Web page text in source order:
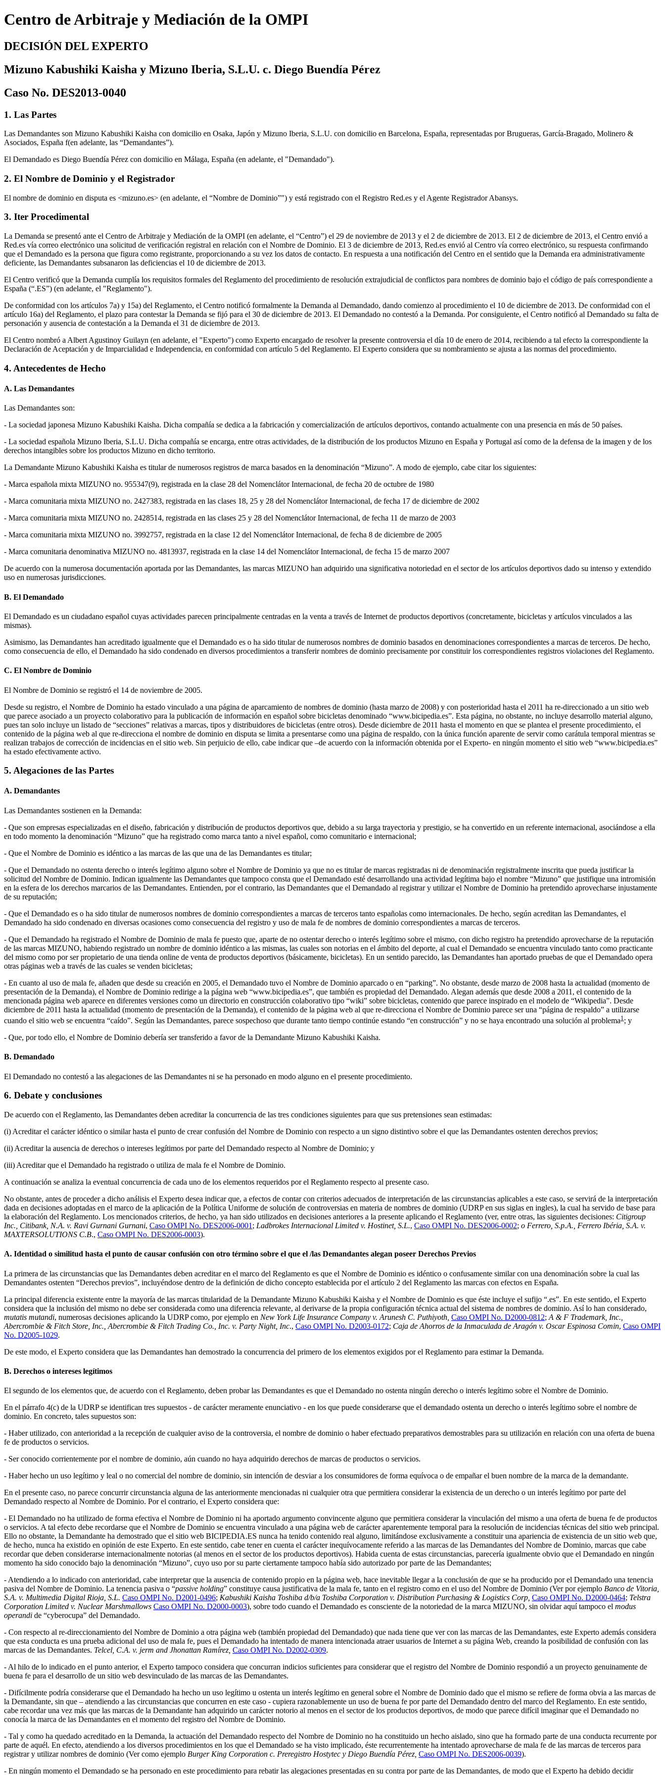
Centro de Arbitraje y Mediación de la OMPI
DECISIÓN DEL EXPERTO
Mizuno Kabushiki Kaisha y Mizuno Iberia, S.L.U. c. Diego Buendía Pérez
Caso No. DES2013-0040
1. Las Partes
Las Demandantes son Mizuno Kabushiki Kaisha con domicilio en Osaka, Japón y Mizuno Iberia, S.L.U. con domicilio en Barcelona, España, representadas por Brugueras, García-Bragado, Molinero &
Asociados, España f(en adelante, las “Demandantes”).
El Demandado es Diego Buendía Pérez con domicilio en Málaga, España (en adelante, el "Demandado").
2. El Nombre de Dominio y el Registrador
El nombre de dominio en disputa es <mizuno.es> (en adelante, el “Nombre de Dominio”") y está registrado con el Registro Red.es y el Agente Registrador Abansys.
3. Iter Procedimental
La Demanda se presentó ante el Centro de Arbitraje y Mediación de la OMPI (en adelante, el “Centro”) el 29 de noviembre de 2013 y el 2 de diciembre de 2013. El 2 de diciembre de 2013, el Centro envió a
Red.es vía correo electrónico una solicitud de verificación registral en relación con el Nombre de Dominio. El 3 de diciembre de 2013, Red.es envió al Centro vía correo electrónico, su respuesta confirmando
que el Demandado es la persona que figura como registrante, proporcionando a su vez los datos de contacto. En respuesta a una notificación del Centro en el sentido que la Demanda era administrativamente
deficiente, las Demandantes subsanaron las deficiencias el 10 de diciembre de 2013.
El Centro verificó que la Demanda cumplía los requisitos formales del Reglamento del procedimiento de resolución extrajudicial de conflictos para nombres de dominio bajo el código de país correspondiente a
España (“.ES”) (en adelante, el "Reglamento").
De conformidad con los artículos 7a) y 15a) del Reglamento, el Centro notificó formalmente la Demanda al Demandado, dando comienzo al procedimiento el 10 de diciembre de 2013. De conformidad con el
artículo 16a) del Reglamento, el plazo para contestar la Demanda se fijó para el 30 de diciembre de 2013. El Demandado no contestó a la Demanda. Por consiguiente, el Centro notificó al Demandado su falta de
personación y ausencia de contestación a la Demanda el 31 de diciembre de 2013.
El Centro nombró a Albert Agustinoy Guilayn (en adelante, el "Experto") como Experto encargado de resolver la presente controversia el día 10 de enero de 2014, recibiendo a tal efecto la correspondiente la
Declaración de Aceptación y de Imparcialidad e Independencia, en conformidad con artículo 5 del Reglamento. El Experto considera que su nombramiento se ajusta a las normas del procedimiento.
4. Antecedentes de Hecho
A. Las Demandantes
Las Demandantes son:
- La sociedad japonesa Mizuno Kabushiki Kaisha. Dicha compañía se dedica a la fabricación y comercialización de artículos deportivos, contando actualmente con una presencia en más de 50 países.
- La sociedad española Mizuno Iberia, S.L.U. Dicha compañía se encarga, entre otras actividades, de la distribución de los productos Mizuno en España y Portugal así como de la defensa de la imagen y de los
derechos intangibles sobre los productos Mizuno en dicho territorio.
La Demandante Mizuno Kabushiki Kaisha es titular de numerosos registros de marca basados en la denominación “Mizuno”. A modo de ejemplo, cabe citar los siguientes:
- Marca española mixta MIZUNO no. 955347(9), registrada en la clase 28 del Nomenclátor Internacional, de fecha 20 de octubre de 1980
- Marca comunitaria mixta MIZUNO no. 2427383, registrada en las clases 18, 25 y 28 del Nomenclátor Internacional, de fecha 17 de diciembre de 2002
- Marca comunitaria mixta MIZUNO no. 2428514, registrada en las clases 25 y 28 del Nomenclátor Internacional, de fecha 11 de marzo de 2003
- Marca comunitaria mixta MIZUNO no. 3992757, registrada en la clase 12 del Nomenclátor Internacional, de fecha 8 de diciembre de 2005
- Marca comunitaria denominativa MIZUNO no. 4813937, registrada en la clase 14 del Nomenclátor Internacional, de fecha 15 de marzo 2007
De acuerdo con la numerosa documentación aportada por las Demandantes, las marcas MIZUNO han adquirido una significativa notoriedad en el sector de los artículos deportivos dado su intenso y extendido
uso en numerosas jurisdicciones.
B. El Demandado
El Demandado es un ciudadano español cuyas actividades parecen principalmente centradas en la venta a través de Internet de productos deportivos (concretamente, bicicletas y artículos vinculados a las
mismas).
Asimismo, las Demandantes han acreditado igualmente que el Demandado es o ha sido titular de numerosos nombres de dominio basados en denominaciones correspondientes a marcas de terceros. De hecho,
como consecuencia de ello, el Demandado ha sido condenado en diversos procedimientos a transferir nombres de dominio precisamente por constituir los correspondientes registros violaciones del Reglamento.
C. El Nombre de Dominio
El Nombre de Dominio se registró el 14 de noviembre de 2005.
Desde su registro, el Nombre de Dominio ha estado vinculado a una página de aparcamiento de nombres de dominio (hasta marzo de 2008) y con posterioridad hasta el 2011 ha re-direccionado a un sitio web
que parece asociado a un proyecto colaborativo para la publicación de información en español sobre bicicletas denominado “www.bicipedia.es”. Esta página, no obstante, no incluye desarrollo material alguno,
pues tan solo incluye un listado de “secciones” relativas a marcas, tipos y distribuidores de bicicletas (entre otros). Desde diciembre de 2011 hasta el momento en que se plantea el presente procedimiento, el
contenido de la página web al que re-direcciona el nombre de dominio en disputa se limita a presentarse como una página de respaldo, con la única función aparente de servir como carátula temporal mientras se
realizan trabajos de corrección de incidencias en el sitio web. Sin perjuicio de ello, cabe indicar que –de acuerdo con la información obtenida por el Experto- en ningún momento el sitio web “www.bicipedia.es”
ha estado efectivamente activo.
5. Alegaciones de las Partes
A. Demandantes
Las Demandantes sostienen en la Demanda:
- Que son empresas especializadas en el diseño, fabricación y distribución de productos deportivos que, debido a su larga trayectoria y prestigio, se ha convertido en un referente internacional, asociándose a ella
en todo momento la denominación “Mizuno” que ha registrado como marca tanto a nivel español, como comunitario e internacional;
- Que el Nombre de Dominio es idéntico a las marcas de las que una de las Demandantes es titular;
- Que el Demandado no ostenta derecho o interés legítimo alguno sobre el Nombre de Dominio ya que no es titular de marcas registradas ni de denominación registralmente inscrita que pueda justificar la
solicitud del Nombre de Dominio. Indican igualmente las Demandantes que tampoco consta que el Demandado esté desarrollando una actividad legítima bajo el nombre “Mizuno” que justifique una intromisión
en la esfera de los derechos marcarios de las Demandantes. Entienden, por el contrario, las Demandantes que el Demandado al registrar y utilizar el Nombre de Dominio ha pretendido aprovecharse injustamente
de su reputación;
- Que el Demandado es o ha sido titular de numerosos nombres de dominio correspondientes a marcas de terceros tanto españolas como internacionales. De hecho, según acreditan las Demandantes, el
Demandado ha sido condenado en diversas ocasiones como consecuencia del registro y uso de mala fe de nombres de dominio correspondientes a marcas de terceros.
- Que el Demandado ha registrado el Nombre de Dominio de mala fe puesto que, aparte de no ostentar derecho o interés legítimo sobre el mismo, con dicho registro ha pretendido aprovecharse de la reputación
de las marcas MIZUNO, habiendo registrado un nombre de dominio idéntico a las mismas, las cuales son notorias en el ámbito del deporte, al cual el Demandado se encuentra vinculado tanto como practicante
del mismo como por ser propietario de una tienda online de venta de productos deportivos (básicamente, bicicletas). En un sentido parecido, las Demandantes han aportado pruebas de que el Demandado opera
otras páginas web a través de las cuales se venden bicicletas;
- En cuanto al uso de mala fe, añaden que desde su creación en 2005, el Demandado tuvo el Nombre de Dominio aparcado o en “parking”. No obstante, desde marzo de 2008 hasta la actualidad (momento de
presentación de la Demanda), el Nombre de Dominio redirige a la página web “www.bicipedia.es”, que también es propiedad del Demandado. Alegan además que desde 2008 a 2011, el contenido de la
mencionada página web aparece en diferentes versiones como un directorio en construcción colaborativo tipo “wiki” sobre bicicletas, contenido que parece inspirado en el modelo de “Wikipedia”. Desde
diciembre de 2011 hasta la actualidad (momento de presentación de la Demanda), el contenido de la página web al que re-direcciona el Nombre de Dominio parece ser una “página de respaldo” a utilizarse
cuando el sitio web se encuentra “caído”. Según las Demandantes, parece sospechoso que durante tanto tiempo continúe estando “en construcción” y no se haya encontrado una solución al problema1 ; y
- Que, por todo ello, el Nombre de Dominio debería ser transferido a favor de la Demandante Mizuno Kabushiki Kaisha.
B. Demandado
El Demandado no contestó a las alegaciones de las Demandantes ni se ha personado en modo alguno en el presente procedimiento.
6. Debate y conclusiones
De acuerdo con el Reglamento, las Demandantes deben acreditar la concurrencia de las tres condiciones siguientes para que sus pretensiones sean estimadas:
(i) Acreditar el carácter idéntico o similar hasta el punto de crear confusión del Nombre de Dominio con respecto a un signo distintivo sobre el que las Demandantes ostenten derechos previos;
(ii) Acreditar la ausencia de derechos o intereses legítimos por parte del Demandado respecto al Nombre de Dominio; y
(iii) Acreditar que el Demandado ha registrado o utiliza de mala fe el Nombre de Dominio.
A continuación se analiza la eventual concurrencia de cada uno de los elementos requeridos por el Reglamento respecto al presente caso.
No obstante, antes de proceder a dicho análisis el Experto desea indicar que, a efectos de contar con criterios adecuados de interpretación de las circunstancias aplicables a este caso, se servirá de la interpretación
dada en decisiones adoptadas en el marco de la aplicación de la Política Uniforme de solución de controversias en materia de nombres de dominio (UDRP en sus siglas en ingles), la cual ha servido de base para
la elaboración del Reglamento. Los mencionados criterios, de hecho, ya han sido utilizados en decisiones anteriores a la presente aplicando el Reglamento (ver, entre otras, las siguientes decisiones: Citigroup
Inc., Citibank, N.A. v. Ravi Gurnani Gurnani, Caso OMPI No. DES2006-0001 ; Ladbrokes Internacional Limited v. Hostinet, S.L., Caso OMPI No. DES2006-0002; o Ferrero, S.p.A., Ferrero Ibéria, S.A. v.
MAXTERSOLUTIONS C.B., Caso OMPI No. DES2006-0003).
A. Identidad o similitud hasta el punto de causar confusión con otro término sobre el que el /las Demandantes alegan poseer Derechos Previos
La primera de las circunstancias que las Demandantes deben acreditar en el marco del Reglamento es que el Nombre de Dominio es idéntico o confusamente similar con una denominación sobre la cual las
Demandantes ostenten “Derechos previos”, incluyéndose dentro de la definición de dicho concepto establecida por el artículo 2 del Reglamento las marcas con efectos en España.
La principal diferencia existente entre la mayoría de las marcas titularidad de la Demandante Mizuno Kabushiki Kaisha y el Nombre de Dominio es que éste incluye el sufijo “.es”. En este sentido, el Experto
considera que la inclusión del mismo no debe ser considerada como una diferencia relevante, al derivarse de la propia configuración técnica actual del sistema de nombres de dominio. Así lo han considerado,
mutatis mutandi, numerosas decisiones aplicando la UDRP como, por ejemplo en New York Life Insurance Company v. Arunesh C. Puthiyoth, Caso OMPI No. D2000-0812; A & F Trademark, Inc.,
Abercrombie & Fitch Store, Inc., Abercrombie & Fitch Trading Co., Inc. v. Party Night, Inc., Caso OMPI No. D2003-0172; Caja de Ahorros de la Inmaculada de Aragón v. Oscar Espinosa Comin, Caso OMPI
No. D2005-1029.
De este modo, el Experto considera que las Demandantes han demostrado la concurrencia del primero de los elementos exigidos por el Reglamento para estimar la Demanda.
B. Derechos o intereses legítimos
El segundo de los elementos que, de acuerdo con el Reglamento, deben probar las Demandantes es que el Demandado no ostenta ningún derecho o interés legítimo sobre el Nombre de Dominio.
En el párrafo 4(c) de la UDRP se identifican tres supuestos - de carácter meramente enunciativo - en los que puede considerarse que el demandado ostenta un derecho o interés legítimo sobre el nombre de
dominio. En concreto, tales supuestos son:
- Haber utilizado, con anterioridad a la recepción de cualquier aviso de la controversia, el nombre de dominio o haber efectuado preparativos demostrables para su utilización en relación con una oferta de buena
fe de productos o servicios.
- Ser conocido corrientemente por el nombre de dominio, aún cuando no haya adquirido derechos de marcas de productos o servicios.
- Haber hecho un uso legítimo y leal o no comercial del nombre de dominio, sin intención de desviar a los consumidores de forma equívoca o de empañar el buen nombre de la marca de la demandante.
En el presente caso, no parece concurrir circunstancia alguna de las anteriormente mencionadas ni cualquier otra que permitiera considerar la existencia de un derecho o un interés legítimo por parte del
Demandado respecto al Nombre de Dominio. Por el contrario, el Experto considera que:
- El Demandado no ha utilizado de forma efectiva el Nombre de Dominio ni ha aportado argumento convincente alguno que permitiera considerar la vinculación del mismo a una oferta de buena fe de productos
o servicios. A tal efecto debe recordarse que el Nombre de Dominio se encuentra vinculado a una página web de carácter aparentemente temporal para la resolución de incidencias técnicas del sitio web principal.
Ello no obstante, la Demandante ha demostrado que el sitio web BICIPEDIA.ES nunca ha tenido contenido real alguno, limitándose exclusivamente a constituir una apariencia de existencia de un sitio web que,
de hecho, nunca ha existido en opinión de este Experto. En este sentido, cabe tener en cuenta el carácter inequívocamente referido a las marcas de las Demandantes del Nombre de Dominio, marcas que cabe
recordar que deben considerarse internacionalmente notorias (al menos en el sector de los productos deportivos). Habida cuenta de estas circunstancias, parecería igualmente obvio que el Demandado en ningún
momento ha sido conocido bajo la denominación “Mizuno”, cuyo uso por su parte ciertamente tampoco había sido autorizado por parte de las Demandantes;
- Atendiendo a lo indicado con anterioridad, cabe interpretar que la ausencia de contenido propio en la página web, hace inevitable llegar a la conclusión de que se ha producido por el Demandado una tenencia
pasiva del Nombre de Dominio. La tenencia pasiva o “passive holding” constituye causa justificativa de la mala fe, tanto en el registro como en el uso del Nombre de Dominio (Ver por ejemplo Banco de Vitoria,
S.A. v. Multimedia Digital Rioja, S.L. Caso OMPI No. D2001-0496; Kabushiki Kaisha Toshiba d/b/a Toshiba Corporation v. Distribution Purchasing & Logistics Corp, Caso OMPI No. D2000-0464; Telstra
Corporation Limited v. Nuclear Marshmallows Caso OMPI No. D2000-0003), sobre todo cuando el Demandado es consciente de la notoriedad de la marca MIZUNO, sin olvidar aquí tampoco el modus
operandi de “cyberocupa” del Demandado.
- Con respecto al re-direccionamiento del Nombre de Dominio a otra página web (también propiedad del Demandado) que nada tiene que ver con las marcas de las Demandantes, este Experto además considera
que esta conducta es una prueba adicional del uso de mala fe, pues el Demandado ha intentado de manera intencionada atraer usuarios de Internet a su página Web, creando la posibilidad de confusión con las
marcas de las Demandantes. Telcel, C.A. v. jerm and Jhonattan Ramírez, Caso OMPI No. D2002-0309.
- Al hilo de lo indicado en el punto anterior, el Experto tampoco considera que concurran indicios suficientes para considerar que el registro del Nombre de Dominio respondió a un proyecto genuinamente de
buena fe para el desarrollo de un sitio web desvinculado de las marcas de las Demandantes.
- Difícilmente podría considerarse que el Demandado ha hecho un uso legítimo u ostenta un interés legítimo en general sobre el Nombre de Dominio dado que el mismo se refiere de forma obvia a las marcas de
la Demandante, sin que – atendiendo a las circunstancias que concurren en este caso - cupiera razonablemente un uso de buena fe por parte del Demandado dentro del marco del Reglamento. En este sentido,
cabe recordar una vez más que las marcas de la Demandante han adquirido un carácter notorio al menos en el sector de los productos deportivos, de modo que parece difícil imaginar que el Demandado no
conocía la marca de las Demandantes en el momento del registro del Nombre de Dominio.
- Tal y como ha quedado acreditado en la Demanda, la actuación del Demandado respecto del Nombre de Dominio no ha constituido un hecho aislado, sino que ha formado parte de una conducta recurrente por
parte de aquél. En efecto, atendiendo a los diversos procedimientos en los que el Demandado se ha visto implicado, éste recurrentemente ha intentado aprovecharse de mala fe de las marcas de terceros para
registrar y utilizar nombres de dominio (Ver como ejemplo Burger King Corporation c. Preregistro Hostytec y Diego Buendía Pérez, Caso OMPI No. DES2006-0039).
- En ningún momento el Demandado se ha personado en este procedimiento para rebatir las alegaciones presentadas en su contra por parte de las Demandantes, de modo que el Experto ha debido decidir